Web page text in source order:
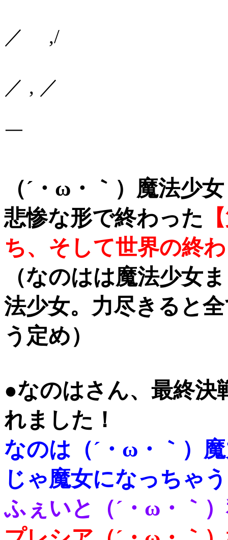
／ ,/
／ , ／
￣
（´・ω・｀）魔法少
悲惨な形で終わった 【
ち、そして世界の終
（なのはは魔法少女
法少女。力尽きると
う定め）
●なのはさん、最終決
れました！
なのは（´・ω・｀）
じゃ魔女になっちゃ
ふぇいと（´・ω・｀